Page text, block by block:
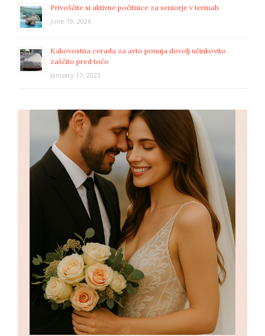
Privoščite si aktivne počitnice za seniorje v termah
June 19, 2026
Kakovostna cerada za avto ponuja dovolj učinkovito
zaščito pred točo
January 17, 2023